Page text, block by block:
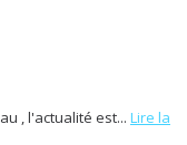
, l'actualité est... Lire la